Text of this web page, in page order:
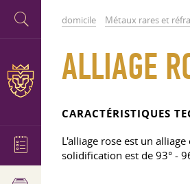
domicile Métaux rares et
ALLIAGE
CARACTÉRISTIQUES
L'alliage rose est un
solidification est de 93° -